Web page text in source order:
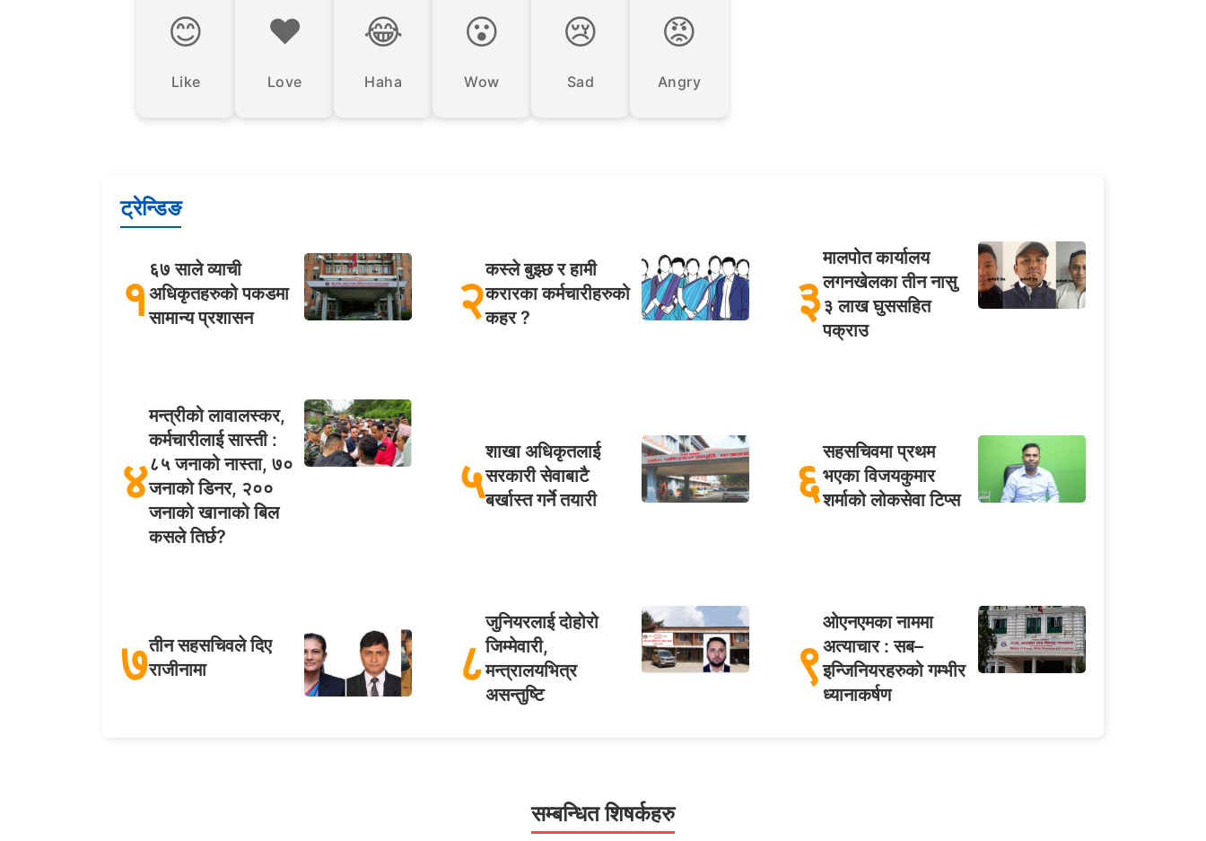
😊
Like
❤️
Love
😂
Haha
😮
Wow
😢
Sad
😡
Angry
ट्रेन्डिङ
१६७ साले व्याची
अधिकृतहरुको पकडमा
सामान्य प्रशासन
२कस्ले बुझ्छ र हामी
करारका कर्मचारीहरुको
कहर ?
३
मालपोत कार्यालय
लगनखेलका तीन नासु
३ लाख घुससहित
पक्राउ
४
मन्त्रीको लावालस्कर,
कर्मचारीलाई सास्ती :
८५ जनाको नास्ता, ७०
जनाको डिनर, २००
जनाको खानाको बिल
कसले तिर्छ?
५शाखा अधिकृतलाई
सरकारी सेवाबाटै
बर्खास्त गर्ने तयारी
६सहसचिवमा प्रथम
भएका विजयकुमार
शर्माको लोकसेवा टिप्स
७तीन सहसचिवले दिए
राजीनामा
८
जुनियरलाई दोहोरो
जिम्मेवारी,
मन्त्रालयभित्र
असन्तुष्टि
९
ओएनएमका नाममा
अत्याचार : सब–
इन्जिनियरहरुको गम्भीर
ध्यानाकर्षण
सम्बन्धित शिषर्कहरु